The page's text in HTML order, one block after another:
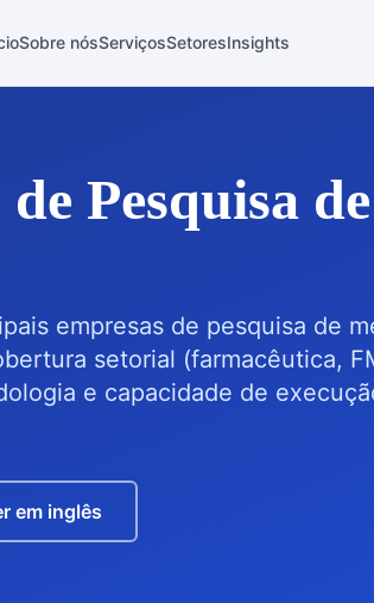
Sobre nósServiçosSetoresInsights
Pesquisa
empresas de pesquisa de
setorial (farmacêutica,
e capacidade de
em inglês